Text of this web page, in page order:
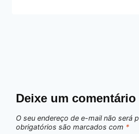
Deixe um comentário
O seu endereço de e-mail não será
obrigatórios são marcados com *